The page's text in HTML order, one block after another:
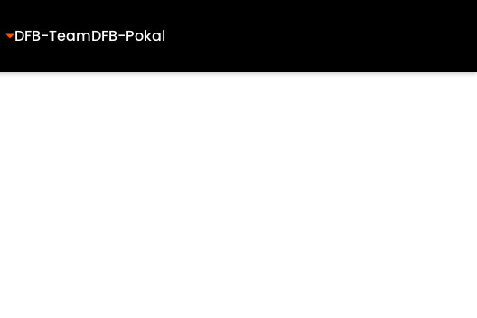
DFB-TeamDFB-Pokal